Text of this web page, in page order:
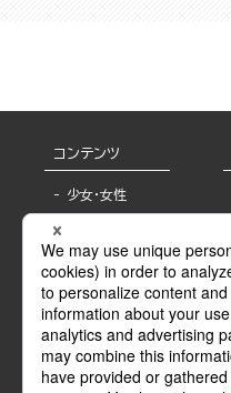
コンテンツ
少女・女性
BL
ライトノベル
青年・一般
グラビア・写真